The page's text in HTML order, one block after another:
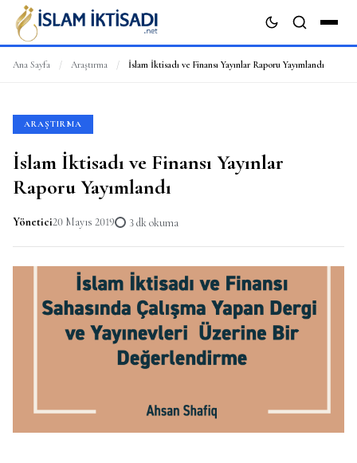
Ana Sayfa / Araştırma / İslam İktisadı ve Finansı Yayınlar Raporu Yayımlandı
ARAŞTIRMA
İslam İktisadı ve Finansı Yayınlar
Raporu Yayımlandı
Yönetici20 Mayıs 2019 3 dk okuma